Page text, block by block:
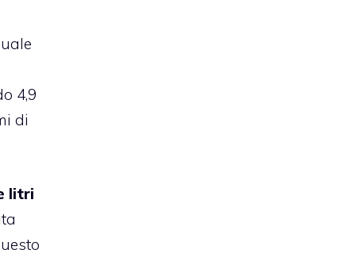
4,9
di
litri